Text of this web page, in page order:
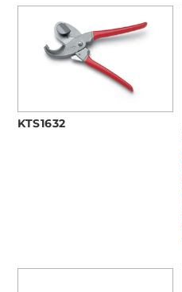
KTS1632